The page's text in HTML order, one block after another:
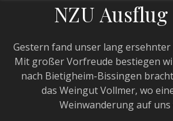
NZU Ausflug
Gestern fand unser lang ersehnter NZU Ausflug statt.
Mit großer Vorfreude bestiegen
nach Bietigheim-Bissingen
das Weingut Vollmer, wo
Weinwanderung auf uns